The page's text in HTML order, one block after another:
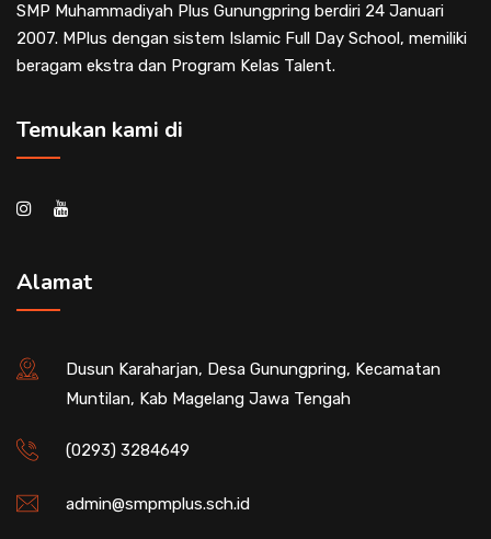
SMP Muhammadiyah Plus Gunungpring berdiri 24 Januari
2007. MPlus dengan sistem Islamic Full Day School, memiliki
beragam ekstra dan Program Kelas Talent.
Temukan kami di
Alamat
Dusun Karaharjan, Desa Gunungpring, Kecamatan
Muntilan, Kab Magelang Jawa Tengah
(0293) 3284649
admin@smpmplus.sch.id